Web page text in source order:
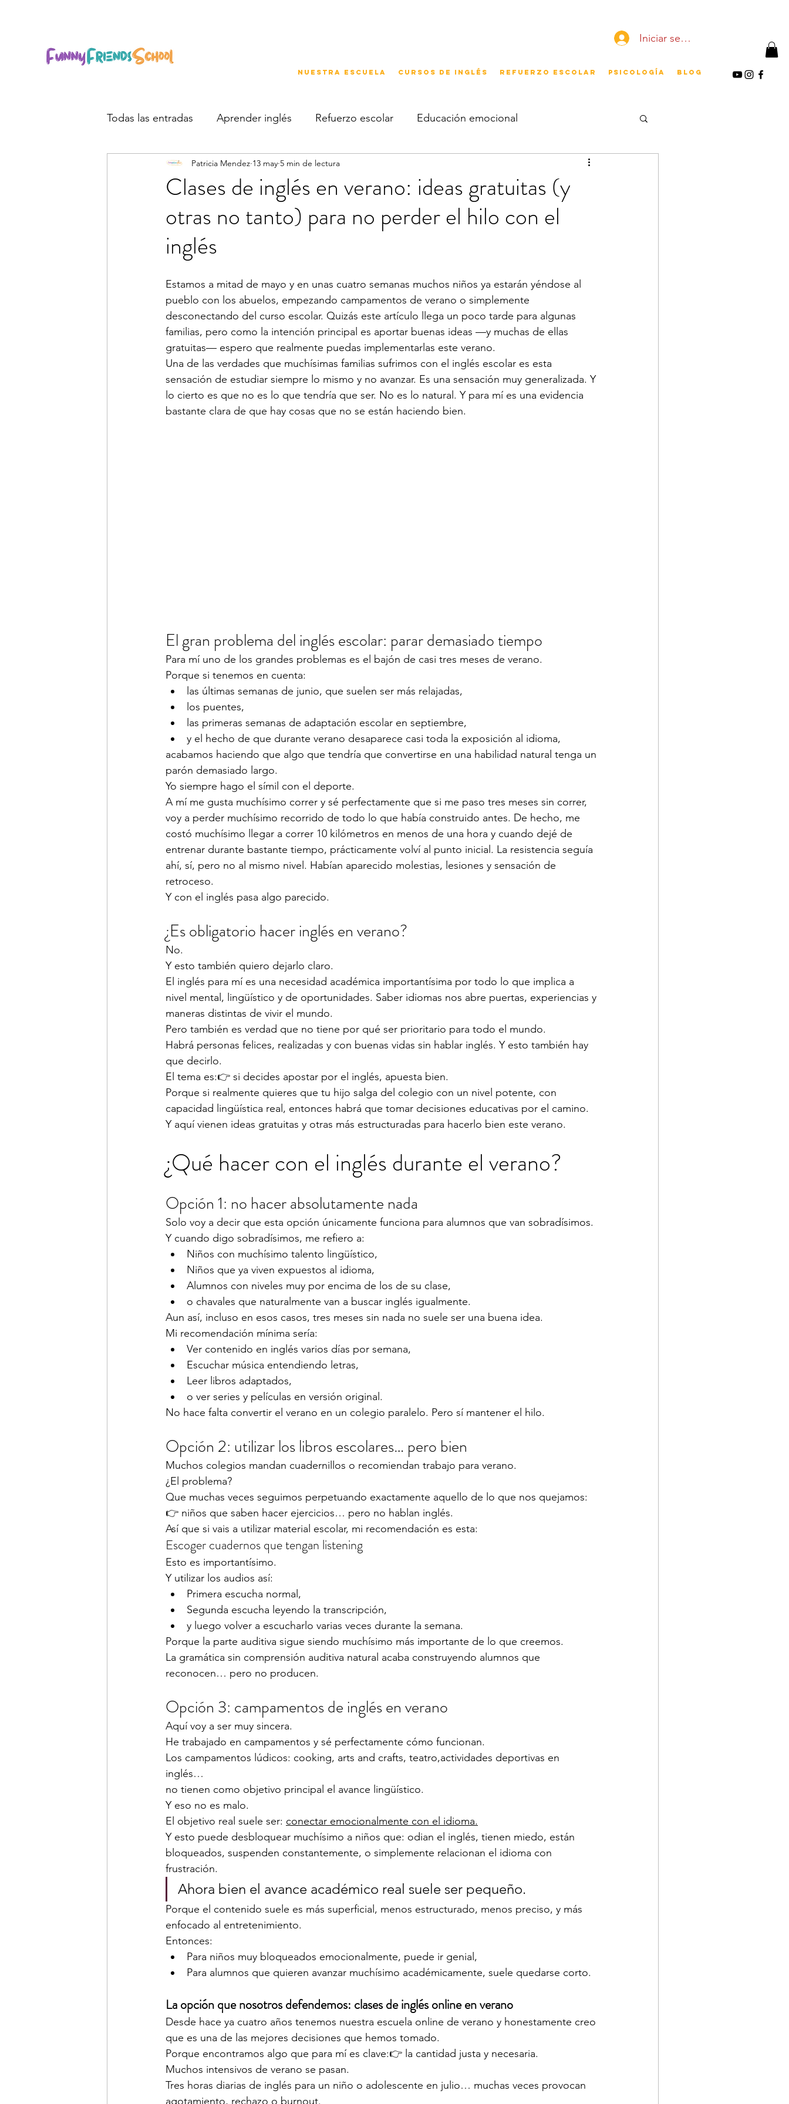
Iniciar sesión
Nuestra escuela Cursos de inglés Refuerzo escolar Psicología Blog
Todas las entradas Aprender inglés Refuerzo escolar Educación emocional
Clases de inglés en verano: ideas gratuitas (y
otras no tanto) para no perder el hilo con el
inglés
Patricia Mendez 13 may 5 min de lectura
Estamos a mitad de mayo y en unas cuatro semanas muchos niños ya estarán yéndose al
pueblo con los abuelos, empezando campamentos de verano o simplemente
desconectando del curso escolar. Quizás este artículo llega un poco tarde para algunas
familias, pero como la intención principal es aportar buenas ideas —y muchas de ellas
gratuitas— espero que realmente puedas implementarlas este verano.
Una de las verdades que muchísimas familias sufrimos con el inglés escolar es esta
sensación de estudiar siempre lo mismo y no avanzar. Es una sensación muy generalizada. Y
lo cierto es que no es lo que tendría que ser. No es lo natural. Y para mí es una evidencia
bastante clara de que hay cosas que no se están haciendo bien.
El gran problema del inglés escolar: parar demasiado tiempo
Para mí uno de los grandes problemas es el bajón de casi tres meses de verano.
Porque si tenemos en cuenta:
las últimas semanas de junio, que suelen ser más relajadas,
los puentes,
las primeras semanas de adaptación escolar en septiembre,
y el hecho de que durante verano desaparece casi toda la exposición al idioma,
acabamos haciendo que algo que tendría que convertirse en una habilidad natural tenga un
parón demasiado largo.
Yo siempre hago el símil con el deporte.
A mí me gusta muchísimo correr y sé perfectamente que si me paso tres meses sin correr,
voy a perder muchísimo recorrido de todo lo que había construido antes. De hecho, me
costó muchísimo llegar a correr 10 kilómetros en menos de una hora y cuando dejé de
entrenar durante bastante tiempo, prácticamente volví al punto inicial. La resistencia seguía
ahí, sí, pero no al mismo nivel. Habían aparecido molestias, lesiones y sensación de
retroceso.
Y con el inglés pasa algo parecido.
¿Es obligatorio hacer inglés en verano?
No.
Y esto también quiero dejarlo claro.
El inglés para mí es una necesidad académica importantísima por todo lo que implica a
nivel mental, lingüístico y de oportunidades. Saber idiomas nos abre puertas, experiencias y
maneras distintas de vivir el mundo.
Pero también es verdad que no tiene por qué ser prioritario para todo el mundo.
Habrá personas felices, realizadas y con buenas vidas sin hablar inglés. Y esto también hay
que decirlo.
El tema es:👉 si decides apostar por el inglés, apuesta bien.
Porque si realmente quieres que tu hijo salga del colegio con un nivel potente, con
capacidad lingüística real, entonces habrá que tomar decisiones educativas por el camino.
Y aquí vienen ideas gratuitas y otras más estructuradas para hacerlo bien este verano.
¿Qué hacer con el inglés durante el verano?
Opción 1: no hacer absolutamente nada
Solo voy a decir que esta opción únicamente funciona para alumnos que van sobradísimos.
Y cuando digo sobradísimos, me refiero a:
Niños con muchísimo talento lingüístico,
Niños que ya viven expuestos al idioma,
Alumnos con niveles muy por encima de los de su clase,
o chavales que naturalmente van a buscar inglés igualmente.
Aun así, incluso en esos casos, tres meses sin nada no suele ser una buena idea.
Mi recomendación mínima sería:
Ver contenido en inglés varios días por semana,
Escuchar música entendiendo letras,
Leer libros adaptados,
o ver series y películas en versión original.
No hace falta convertir el verano en un colegio paralelo. Pero sí mantener el hilo.
Opción 2: utilizar los libros escolares… pero bien
Muchos colegios mandan cuadernillos o recomiendan trabajo para verano.
¿El problema?
Que muchas veces seguimos perpetuando exactamente aquello de lo que nos quejamos:
👉 niños que saben hacer ejercicios… pero no hablan inglés.
Así que si vais a utilizar material escolar, mi recomendación es esta:
Escoger cuadernos que tengan listening
Esto es importantísimo.
Y utilizar los audios así:
Primera escucha normal,
Segunda escucha leyendo la transcripción,
y luego volver a escucharlo varias veces durante la semana.
Porque la parte auditiva sigue siendo muchísimo más importante de lo que creemos.
La gramática sin comprensión auditiva natural acaba construyendo alumnos que
reconocen… pero no producen.
Opción 3: campamentos de inglés en verano
Aquí voy a ser muy sincera.
He trabajado en campamentos y sé perfectamente cómo funcionan.
Los campamentos lúdicos: cooking, arts and crafts, teatro,actividades deportivas en
inglés…
no tienen como objetivo principal el avance lingüístico.
Y eso no es malo.
El objetivo real suele ser: conectar emocionalmente con el idioma.
Y esto puede desbloquear muchísimo a niños que: odian el inglés, tienen miedo, están
bloqueados, suspenden constantemente, o simplemente relacionan el idioma con
frustración.
Ahora bien el avance académico real suele ser pequeño.
Porque el contenido suele es más superficial, menos estructurado, menos preciso, y más
enfocado al entretenimiento.
Entonces:
Para niños muy bloqueados emocionalmente, puede ir genial,
Para alumnos que quieren avanzar muchísimo académicamente, suele quedarse corto.
La opción que nosotros defendemos: clases de inglés online en verano
Desde hace ya cuatro años tenemos nuestra escuela online de verano y honestamente creo
que es una de las mejores decisiones que hemos tomado.
Porque encontramos algo que para mí es clave:👉 la cantidad justa y necesaria.
Muchos intensivos de verano se pasan.
Tres horas diarias de inglés para un niño o adolescente en julio… muchas veces provocan
agotamiento, rechazo o burnout.